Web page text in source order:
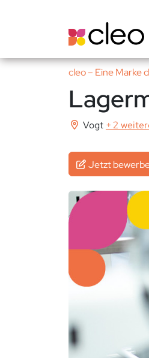
cleo – Eine Marke
Vogt +2
Jetzt